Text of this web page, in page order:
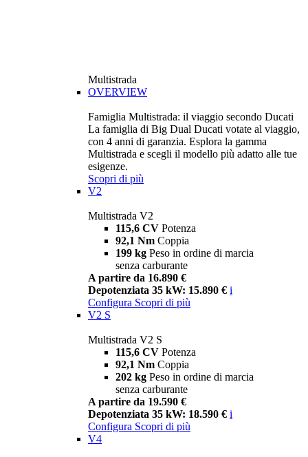
Multistrada
OVERVIEW
Famiglia Multistrada: il viaggio secondo Ducati
La famiglia di Big Dual Ducati votate al viaggio,
con 4 anni di garanzia. Esplora la gamma
Multistrada e scegli il modello più adatto alle tue
esigenze.
Scopri di più
V2
Multistrada V2
115,6 CV Potenza
92,1 Nm Coppia
199 kg Peso in ordine di marcia
senza carburante
A partire da 16.890 €
Depotenziata 35 kW: 15.890 € i
Configura Scopri di più
V2 S
Multistrada V2 S
115,6 CV Potenza
92,1 Nm Coppia
202 kg Peso in ordine di marcia
senza carburante
A partire da 19.590 €
Depotenziata 35 kW: 18.590 € i
Configura Scopri di più
V4